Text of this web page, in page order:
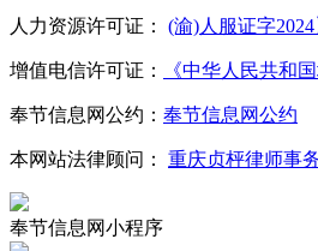
人力资源许可证： (渝)人服证字
增值电信许可证： 《中华人民共和
奉节信息网公约： 奉节信息网公约
本网站法律顾问： 重庆贞枰律师事
奉节信息网小程序